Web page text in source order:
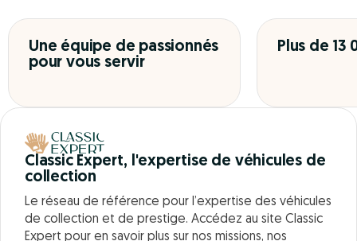
Une équipe de passionnés
pour vous servir
Plus de 13
Classic Expert, l'expertise de véhicules de
collection
Le réseau de référence pour l’expertise des véhicules
de collection et de prestige. Accédez au site Classic
Expert pour en savoir plus sur nos missions, nos